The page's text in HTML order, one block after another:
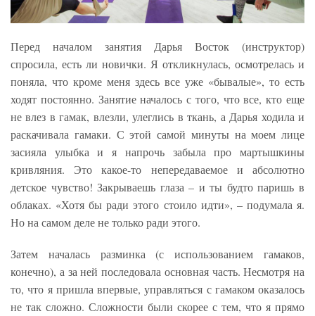
Перед началом занятия Дарья Восток (инструктор)
спросила, есть ли новички. Я откликнулась, осмотрелась и
поняла, что кроме меня здесь все уже «бывалые», то есть
ходят постоянно. Занятие началось с того, что все, кто еще
не влез в гамак, влезли, улеглись в ткань, а Дарья ходила и
раскачивала гамаки. С этой самой минуты на моем лице
засияла улыбка и я напрочь забыла про мартышкины
кривляния. Это какое-то непередаваемое и абсолютно
детское чувство! Закрываешь глаза – и ты будто паришь в
облаках. «Хотя бы ради этого стоило идти», – подумала я.
Но на самом деле не только ради этого.
Затем началась разминка (с использованием гамаков,
конечно), а за ней последовала основная часть. Несмотря на
то, что я пришла впервые, управляться с гамаком оказалось
не так сложно. Сложности были скорее с тем, что я прямо